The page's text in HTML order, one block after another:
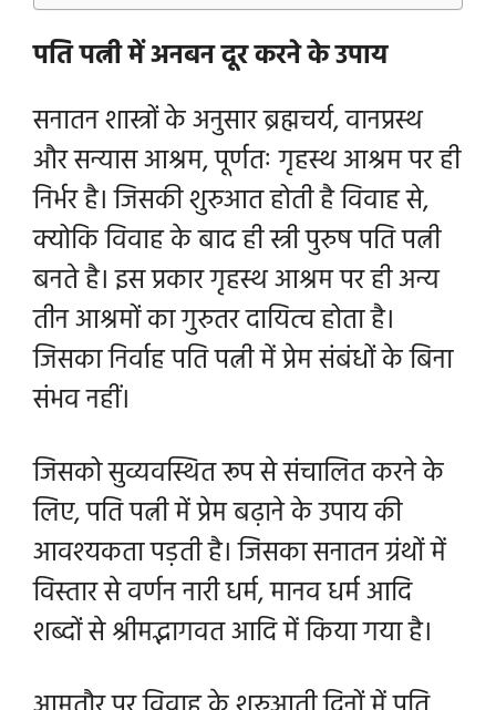
पति पत्नी में अनबन दूर करने के उपाय
सनातन शास्त्रों के अनुसार ब्रह्मचर्य, वानप्रस्थ
और सन्यास आश्रम, पूर्णतः गृहस्थ आश्रम पर ही
निर्भर है। जिसकी शुरुआत होती है विवाह से,
क्योकि विवाह के बाद ही स्त्री पुरुष पति पत्नी
बनते है। इस प्रकार गृहस्थ आश्रम पर ही अन्य
तीन आश्रमों का गुरुतर दायित्व होता है।
जिसका निर्वाह पति पत्नी में प्रेम संबंधों के बिना
संभव नहीं।
जिसको सुव्यवस्थित रूप से संचालित करने के
लिए, पति पत्नी में प्रेम बढ़ाने के उपाय की
आवश्यकता पड़ती है। जिसका सनातन ग्रंथों में
विस्तार से वर्णन नारी धर्म, मानव धर्म आदि
शब्दों से श्रीमद्भागवत आदि में किया गया है।